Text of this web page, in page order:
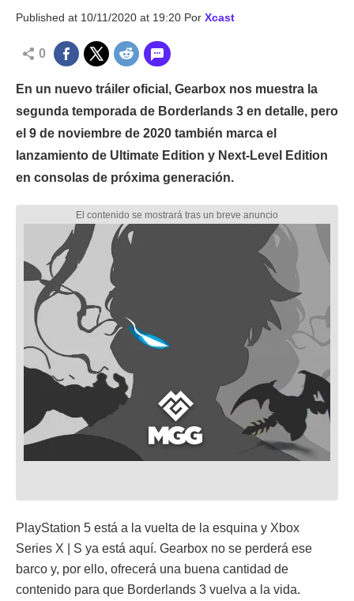
Published at 10/11/2020 at 19:20 Por Xcast
0
En un nuevo tráiler oficial, Gearbox nos muestra la
segunda temporada de Borderlands 3 en detalle, pero
el 9 de noviembre de 2020 también marca el
lanzamiento de Ultimate Edition y Next-Level Edition
en consolas de próxima generación.
PlayStation 5 está a la vuelta de la esquina y Xbox
Series X | S ya está aquí. Gearbox no se perderá ese
barco y, por ello, ofrecerá una buena cantidad de
contenido para que Borderlands 3 vuelva a la vida.